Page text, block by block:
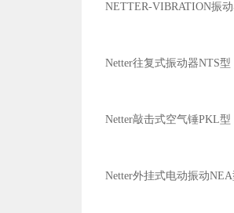
NETTER-VIBRATION振
Netter往复式振动器NTS型
Netter敲击式空气锤PKL型
Netter外挂式电动振动